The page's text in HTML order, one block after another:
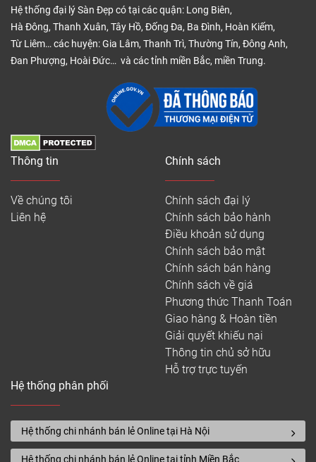
Hệ thống đại lý Sàn Đẹp có tại các quận: Long Biên,
Hà Đông, Thanh Xuân, Tây Hồ, Đống Đa, Ba Đình, Hoàn Kiếm,
Từ Liêm… các huyện: Gia Lâm, Thanh Trì, Thường Tín, Đông Anh,
Đan Phượng, Hoài Đức… và các tỉnh miền Bắc, miền Trung.
Thông tin
Về chúng tôi
Liên hệ
Chính sách
Chính sách đại lý
Chính sách bảo hành
Điều khoản sử dụng
Chính sách bảo mật
Chính sách bán hàng
Chính sách về giá
Phương thức Thanh Toán
Giao hàng & Hoàn tiền
Giải quyết khiếu nại
Thông tin chủ sở hữu
Hỗ trợ trực tuyến
Hệ thống phân phối
Hệ thống chi nhánh bán lẻ Online tại Hà Nội
Hệ thống chi nhánh bán lẻ Online tại tỉnh Miền Bắc